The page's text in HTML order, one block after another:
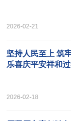
2026-02-21
坚持人民至上 筑
乐喜庆平安祥和
2026-02-18